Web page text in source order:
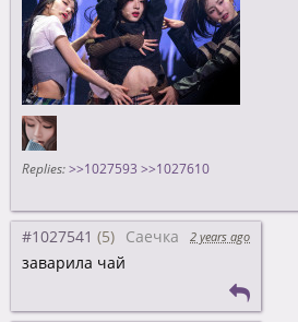
Replies: >>1027593 >>1027610
#1027541 Саечка 2 years ago
заварила чай